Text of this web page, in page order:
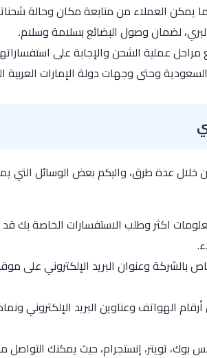
مما يمكن العملاء من متابعة مكان وحالة
لضمان وصول البضائع بسلامة وسلام.
عملية الشحن والإجابة على
وحتى وجهات دولة الإمارات العربية
خلال عدة طرق، واليكم بعض الوسائل التي
اكثر وطلب الاستفسارات الخاصة بك
بالشركة وعنوان البريد الإلكتروني على
الهواتف وعناوين البريد الإلكتروني
بوك، تويتر، إنستجرام، حيث يمكنك